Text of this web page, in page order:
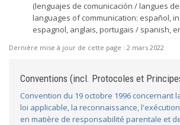
(lenguajes de comunicación / langues
languages of communication: español,
espagnol, anglais, portugais / spanish,
Dernière mise à jour de cette page : 2 mars 2022
Conventions (incl. Protocoles et
Convention du 19 octobre 1996 concernant
loi applicable, la reconnaissance,
en matière de responsabilité parentale et